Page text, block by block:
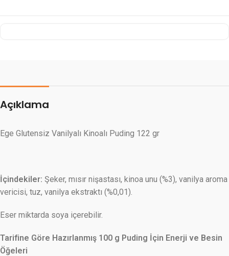
Açıklama
Ege Glutensiz Vanilyalı Kinoalı Puding 122 gr
İçindekiler: Şeker, mısır nişastası, kinoa unu (%3), vanilya aroma
vericisi, tuz, vanilya ekstraktı (%0,01).
Eser miktarda soya içerebilir.
Tarifine Göre Hazırlanmış 100 g Puding İçin Enerji ve Besin
Öğeleri